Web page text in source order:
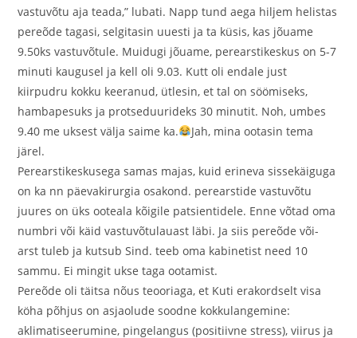
vastuvõtu aja teada,” lubati. Napp tund aega hiljem helistas
pereõde tagasi, selgitasin uuesti ja ta küsis, kas jõuame
9.50ks vastuvõtule. Muidugi jõuame, perearstikeskus on 5-7
minuti kaugusel ja kell oli 9.03. Kutt oli endale just
kiirpudru kokku keeranud, ütlesin, et tal on söömiseks,
hambapesuks ja protseduurideks 30 minutit. Noh, umbes
9.40 me uksest välja saime ka.
Jah, mina ootasin tema
järel.
Perearstikeskusega samas majas, kuid erineva sissekäiguga
on ka nn päevakirurgia osakond. perearstide vastuvõtu
juures on üks ooteala kõigile patsientidele. Enne võtad oma
numbri või käid vastuvõtulauast läbi. Ja siis pereõde või-
arst tuleb ja kutsub Sind. teeb oma kabinetist need 10
sammu. Ei mingit ukse taga ootamist.
Pereõde oli täitsa nõus teooriaga, et Kuti erakordselt visa
köha põhjus on asjaolude soodne kokkulangemine:
aklimatiseerumine, pingelangus (positiivne stress), viirus ja